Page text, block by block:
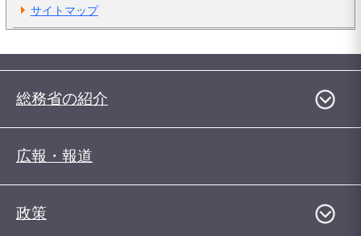
サイトマップ
総務省の紹介
広報・報道
政策